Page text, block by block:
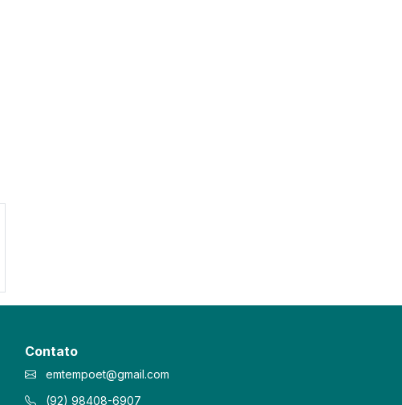
Contato
emtempoet@gmail.com
(92) 98408-6907